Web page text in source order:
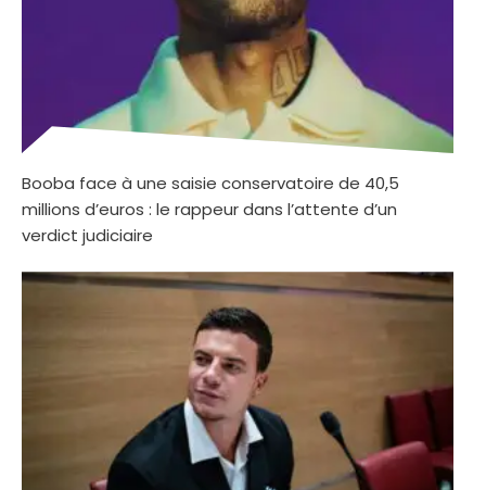
Booba face à une saisie conservatoire de 40,5
millions d’euros : le rappeur dans l’attente d’un
verdict judiciaire